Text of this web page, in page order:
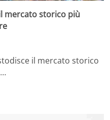
mercato storico più
il mercato storico